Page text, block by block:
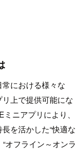
常における様々な
上で提供可能にな
ニアプリにより、
を活かした“快適な
オフライン～オンラ